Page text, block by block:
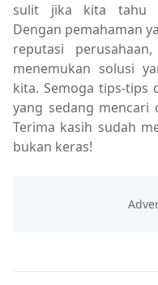
sulit jika kita tahu
Dengan pemahaman
reputasi
menemukan solusi
kita. Semoga tips-tips
yang sedang mencari
Terima kasih sudah
bukan keras!